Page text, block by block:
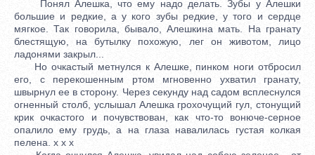
Понял Алешка, что ему надо делать. Зубы у Алешки
большие и редкие, а у кого зубы редкие, у того и сердце
мягкое. Так говорила, бывало, Алешкина мать. На гранату
блестящую, на бутылку похожую, лег он животом, лицо
ладонями закрыл...
Но очкастый метнулся к Алешке, пинком ноги отбросил
его, с перекошенным ртом мгновенно ухватил гранату,
швырнул ее в сторону. Через секунду над садом всплеснулся
огненный столб, услышал Алешка грохочущий гул, стонущий
крик очкастого и почувствован, как что-то вонюче-серное
опалило ему грудь, а на глаза навалилась густая колкая
пелена. x x x